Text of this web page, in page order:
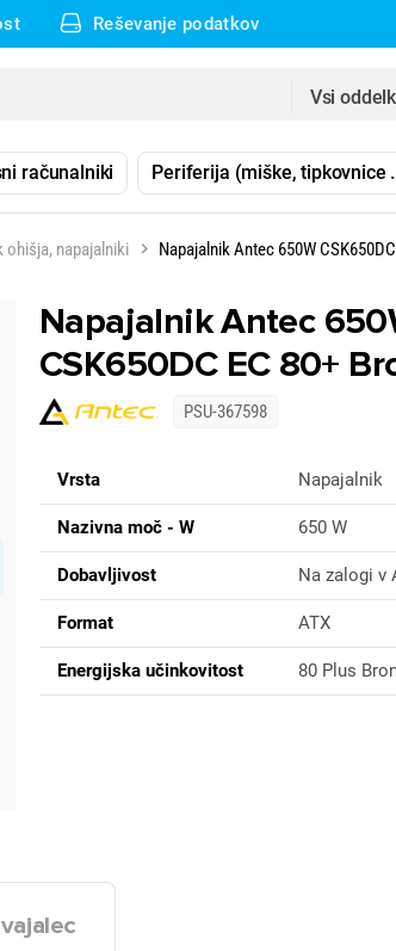
Reševanje podatkov
Vsi
računalniki Periferija (miške, tipkovnice
ohišja, napajalniki Napajalnik Antec 650W
Napajalnik Antec
CSK650DC EC 80+
PSU-367598
Vrsta Napajalnik
Nazivna moč - W 650 W
Dobavljivost Na zalogi v
Format ATX
Energijska učinkovitost 80 Plus